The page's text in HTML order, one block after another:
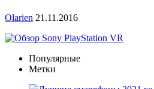
Olarien 21.11.2016
Популярные
Метки